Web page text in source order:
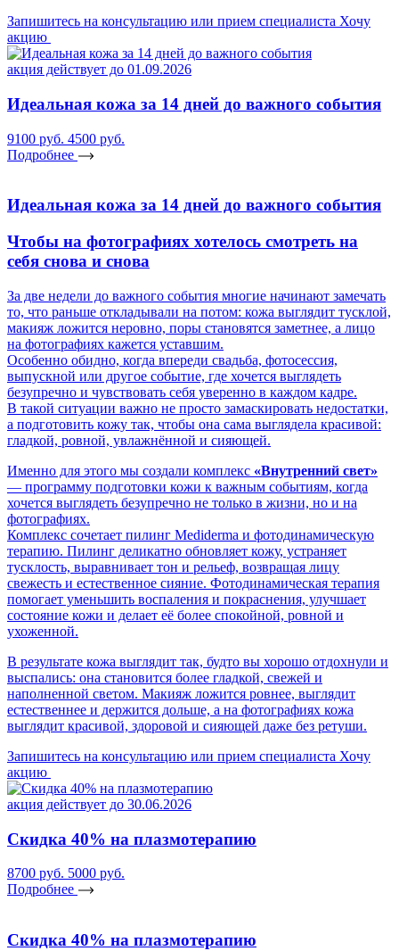
Запишитесь на консультацию или прием специалиста Хочу
акцию
акция действует до 01.09.2026
Идеальная кожа за 14 дней до важного события
9100 руб. 4500 руб.
Подробнее
Идеальная кожа за 14 дней до важного события
Чтобы на фотографиях хотелось смотреть на
себя снова и снова
За две недели до важного события многие начинают замечать
то, что раньше откладывали на потом: кожа выглядит тусклой,
макияж ложится неровно, поры становятся заметнее, а лицо
на фотографиях кажется уставшим.
Особенно обидно, когда впереди свадьба, фотосессия,
выпускной или другое событие, где хочется выглядеть
безупречно и чувствовать себя уверенно в каждом кадре.
В такой ситуации важно не просто замаскировать недостатки,
а подготовить кожу так, чтобы она сама выглядела красивой:
гладкой, ровной, увлажнённой и сияющей.
Именно для этого мы создали комплекс «Внутренний свет»
— программу подготовки кожи к важным событиям, когда
хочется выглядеть безупречно не только в жизни, но и на
фотографиях.
Комплекс сочетает пилинг Mediderma и фотодинамическую
терапию. Пилинг деликатно обновляет кожу, устраняет
тусклость, выравнивает тон и рельеф, возвращая лицу
свежесть и естественное сияние. Фотодинамическая терапия
помогает уменьшить воспаления и покраснения, улучшает
состояние кожи и делает её более спокойной, ровной и
ухоженной.
В результате кожа выглядит так, будто вы хорошо отдохнули и
выспались: она становится более гладкой, свежей и
наполненной светом. Макияж ложится ровнее, выглядит
естественнее и держится дольше, а на фотографиях кожа
выглядит красивой, здоровой и сияющей даже без ретуши.
Запишитесь на консультацию или прием специалиста Хочу
акцию
акция действует до 30.06.2026
Скидка 40% на плазмотерапию
8700 руб. 5000 руб.
Подробнее
Скидка 40% на плазмотерапию